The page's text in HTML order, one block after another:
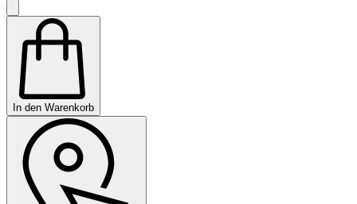
In den Warenkorb